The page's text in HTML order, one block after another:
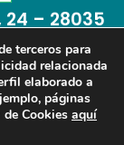
24 – 28035
los derechos
terceros para
relacionada
elaborado a
páginas
Cookies aquí